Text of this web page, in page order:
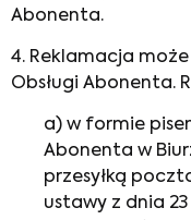
Abonenta.
4. Reklamacja
Obsługi Abonenta.
a) w formie
Abonenta w
przesyłką
ustawy z dnia